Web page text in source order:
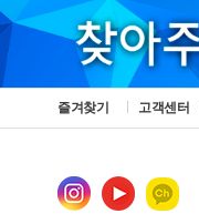
즐겨찾기 고객센터